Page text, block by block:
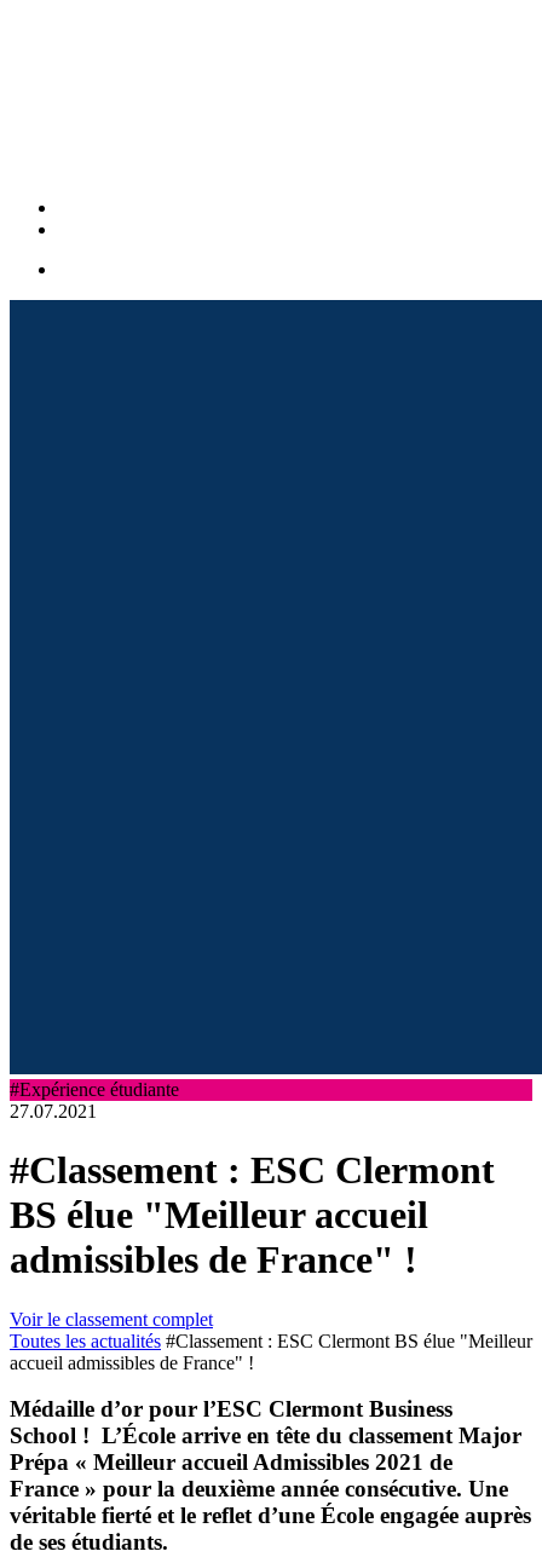
#Expérience étudiante
27.07.2021
#Classement : ESC Clermont
BS élue "Meilleur accueil
admissibles de France" !
Voir le classement complet
Toutes les actualités #Classement : ESC Clermont BS élue "Meilleur
accueil admissibles de France" !
Médaille d’or pour l’ESC Clermont Business
School ! L’École arrive en tête du classement Major
Prépa « Meilleur accueil Admissibles 2021 de
France » pour la deuxième année consécutive. Une
véritable fierté et le reflet d’une École engagée auprès
de ses étudiants.